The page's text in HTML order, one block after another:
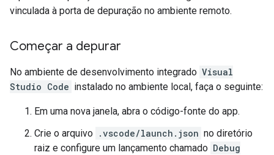
vinculada à porta de depuração no ambiente remoto.
Começar a depurar
No ambiente de desenvolvimento integrado Visual
Studio Code instalado no ambiente local, faça o seguinte:
Em uma nova janela, abra o código-fonte do app.
Crie o arquivo .vscode/launch.json no diretório
raiz e configure um lançamento chamado Debug